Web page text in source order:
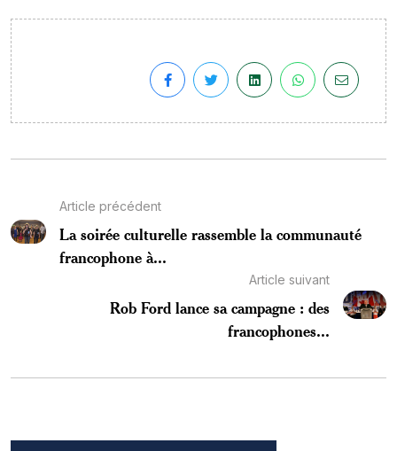
Article précédent
La soirée culturelle rassemble la communauté
francophone à...
Article suivant
Rob Ford lance sa campagne : des
francophones...